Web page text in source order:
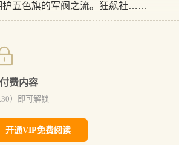
五色旗的军阀之流。狂飙社……
费内容
）即可解锁
开通VIP免费阅读